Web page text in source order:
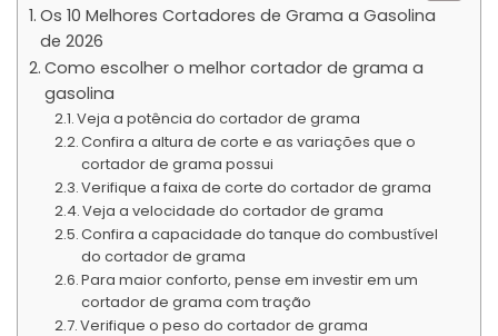
Os 10 Melhores Cortadores de Grama a Gasolina
de 2026
Como escolher o melhor cortador de grama a
gasolina
Veja a potência do cortador de grama
Confira a altura de corte e as variações que o
cortador de grama possui
Verifique a faixa de corte do cortador de grama
Veja a velocidade do cortador de grama
Confira a capacidade do tanque do combustível
do cortador de grama
Para maior conforto, pense em investir em um
cortador de grama com tração
Verifique o peso do cortador de grama